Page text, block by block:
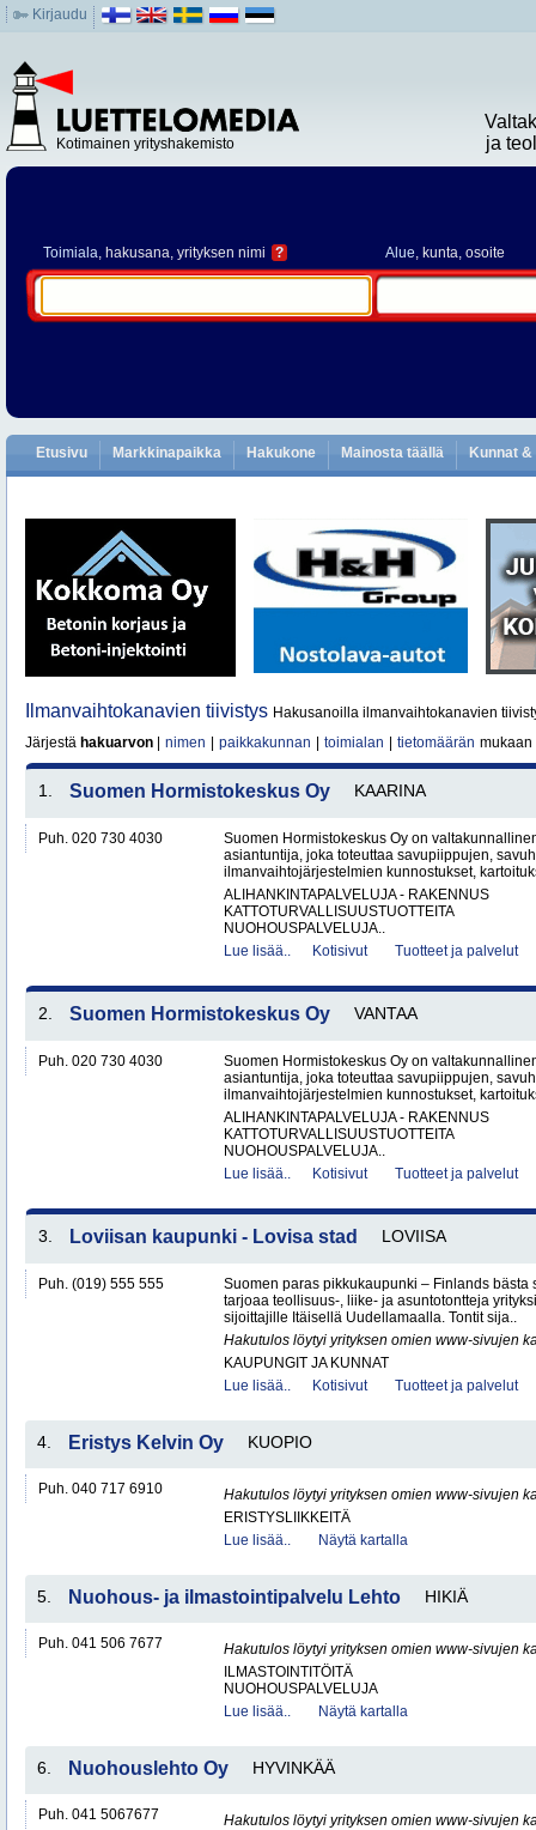
Kirjaudu
Kotimainen yrityshakemisto
ja
Toimiala, hakusana, yrityksen nimi ? Alue, kunta, osoite
Etusivu Markkinapaikka Hakukone Mainosta täällä Kunnat
Ilmanvaihtokanavien tiivistys Hakusanoilla ilmanvaihtokanavien
Järjestä hakuarvon nimen paikkakunnan toimialan tietomäärän mukaan
1. Suomen Hormistokeskus Oy KAARINA
Puh. 020 730 4030
Suomen Hormistokeskus Oy on
asiantuntija, joka toteuttaa savupiippujen,
ilmanvaihtojärjestelmien kunnostukset,
ALIHANKINTAPALVELUJA - RAKENNUS
KATTOTURVALLISUUSTUOTTEITA
NUOHOUSPALVELUJA..
Lue lisää..
Kotisivut Tuotteet ja palvelut
2. Suomen Hormistokeskus Oy VANTAA
Puh. 020 730 4030
Suomen Hormistokeskus Oy on
asiantuntija, joka toteuttaa savupiippujen,
ilmanvaihtojärjestelmien kunnostukset,
ALIHANKINTAPALVELUJA - RAKENNUS
KATTOTURVALLISUUSTUOTTEITA
NUOHOUSPALVELUJA..
Lue lisää..
Kotisivut Tuotteet ja palvelut
3. Loviisan kaupunki - Lovisa stad LOVIISA
Puh. (019) 555 555
Suomen paras pikkukaupunki – Finlands bästa
tarjoaa teollisuus-, liike- ja asuntotontteja
sijoittajille Itäisellä Uudellamaalla. Tontit sija..
Hakutulos löytyi yrityksen omien www-sivujen
KAUPUNGIT JA KUNNAT
Lue lisää..
Kotisivut Tuotteet ja palvelut
4. Eristys Kelvin Oy KUOPIO
Puh. 040 717 6910
Hakutulos löytyi yrityksen omien www-sivujen
ERISTYSLIIKKEITÄ
Lue lisää..
Näytä kartalla
5. Nuohous- ja ilmastointipalvelu Lehto HIKIÄ
Puh. 041 506 7677
Hakutulos löytyi yrityksen omien www-sivujen
ILMASTOINTITÖITÄ
NUOHOUSPALVELUJA
Lue lisää..
Näytä kartalla
6. Nuohouslehto Oy HYVINKÄÄ
Puh. 041 5067677
Hakutulos löytyi yrityksen omien www-sivujen